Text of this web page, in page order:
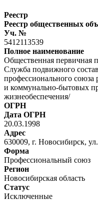
Реестр
Реестр общественных
Уч. №
5412113539
Полное наименование
Общественная первичная
Служба подвижного
профессионального
и коммунально-бытовых
жизнеобеспечения/
ОГРН
Дата ОГРН
20.03.1998
Адрес
630009, г. Новосибирск,
Форма
Профессиональный союз
Регион
Новосибирская область
Статус
Исключенные